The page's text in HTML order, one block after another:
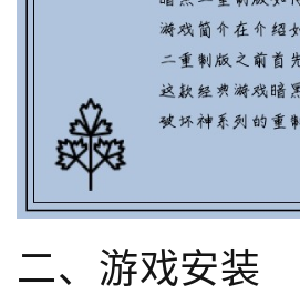
二、游戏安装